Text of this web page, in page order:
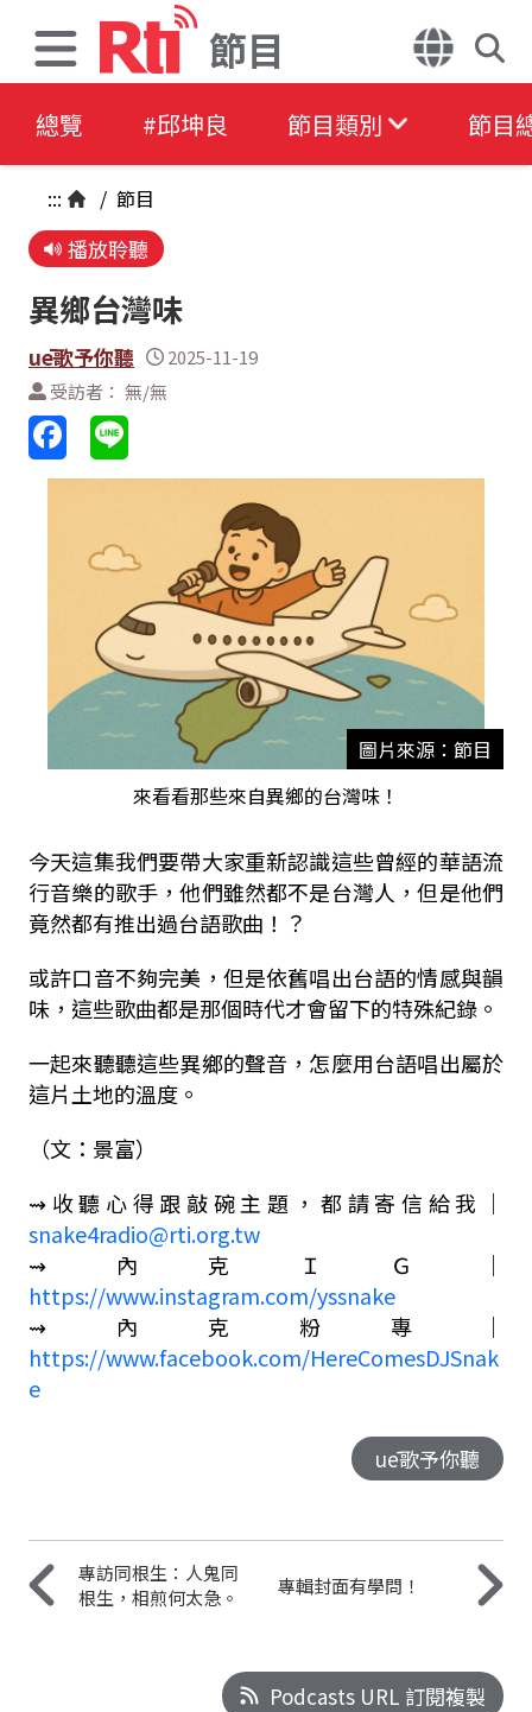
節目
總覽 #邱坤良 節目類別 節目
::: / 節目
播放聆聽
異鄉台灣味
uē歌予你聽
2025-11-19
受訪者： 無/無
圖片來源：節目
來看看那些來自異鄉的台灣味！
今天這集我們要帶大家重新認識這些曾經的華語流
行音樂的歌手，他們雖然都不是台灣人，但是他們
竟然都有推出過台語歌曲！？
或許口音不夠完美，但是依舊唱出台語的情感與韻
味，這些歌曲都是那個時代才會留下的特殊紀錄。
一起來聽聽這些異鄉的聲音，怎麼用台語唱出屬於
這片土地的溫度。
（文：景富）
⇝收聽心得跟敲碗主題，都請寄信給我｜
snake4radio@rti.org.tw
⇝內克ＩＧ｜
https://www.instagram.com/yssnake
⇝內克粉專
｜
https://www.facebook.com/HereComesDJSnak
e
uē歌予你聽
專訪同根生：人鬼同
根生，相煎何太急。
專輯封面有學問！
Podcasts URL 訂閱複製